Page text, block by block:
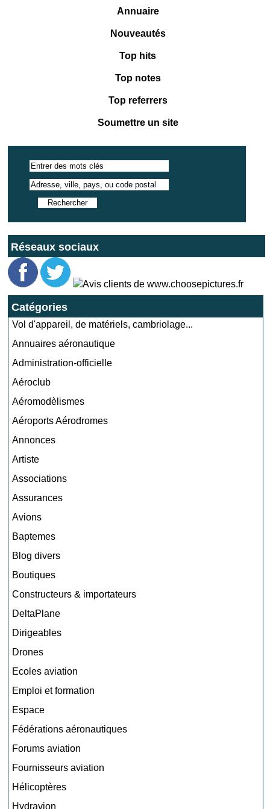
Annuaire
Nouveautés
Top hits
Top notes
Top referrers
Soumettre un site
Réseaux sociaux
Catégories
Vol d'appareil, de matériels, cambriolage...
Annuaires aéronautique
Administration-officielle
Aéroclub
Aéromodèlismes
Aéroports Aérodromes
Annonces
Artiste
Associations
Assurances
Avions
Baptemes
Blog divers
Boutiques
Constructeurs & importateurs
DeltaPlane
Dirigeables
Drones
Ecoles aviation
Emploi et formation
Espace
Fédérations aéronautiques
Forums aviation
Fournisseurs aviation
Hélicoptères
Hydravion